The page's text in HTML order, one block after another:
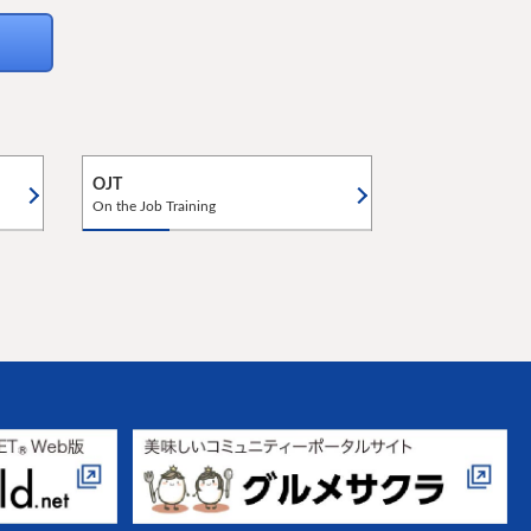
OJT
On the Job Training